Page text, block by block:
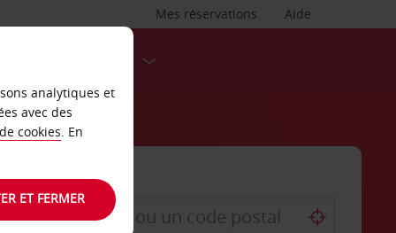
Aide
Mes réservations
analytiques et
avec des
cookies. En
ET FERMER